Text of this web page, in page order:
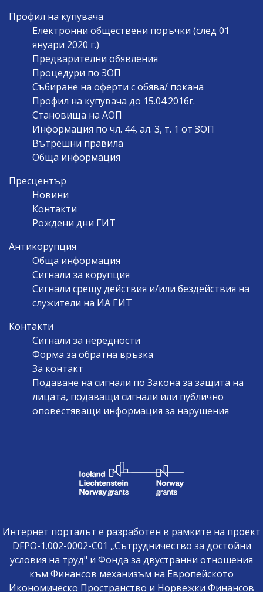
Профил на купувача
Електронни обществени поръчки (след 01
януари 2020 г.)
Предварителни обявления
Процедури по ЗОП
Събиране на оферти с обява/ покана
Профил на купувача до 15.04.2016г.
Становища на АОП
Информация по чл. 44, ал. 3, т. 1 от ЗОП
Вътрешни правила
Обща информация
Пресцентър
Новини
Контакти
Рождени дни ГИТ
Антикорупция
Обща информация
Сигнали за корупция
Сигнали срещу действия и/или бездействия на
служители на ИА ГИТ
Контакти
Сигнали за нередности
Форма за обратна връзка
За контакт
Подаване на сигнали по Закона за защита на
лицата, подаващи сигнали или публично
оповестяващи информация за нарушения
Интернет порталът е разработен в рамките на проект
DFPO-1.002-0002-C01 „Сътрудничество за достойни
условия на труд" и Фонда за двустранни отношения
към Финансов механизъм на Европейското
Икономическо Пространство и Норвежки Финансов